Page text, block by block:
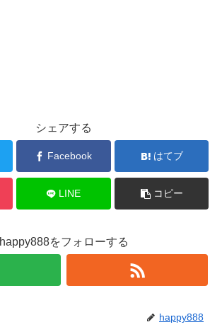
シェアする
Facebook はてブ
LINE コピー
happy888をフォローする
happy888